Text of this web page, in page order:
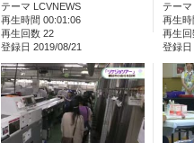
テーマ LCVNEWS
再生時間 00:01:06
再生回数 22
登録日 2019/08/21
テーマ
再生時
再生回
登録日